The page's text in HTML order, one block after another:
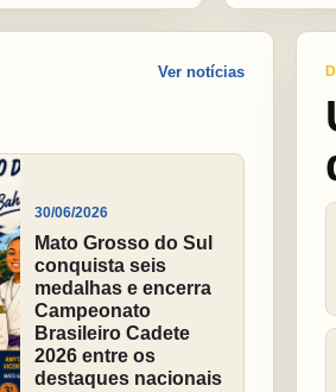
Ver notícias
30/06/2026
Mato Grosso do Sul
conquista seis
medalhas e encerra
Campeonato
Brasileiro Cadete
2026 entre os
destaques nacionais